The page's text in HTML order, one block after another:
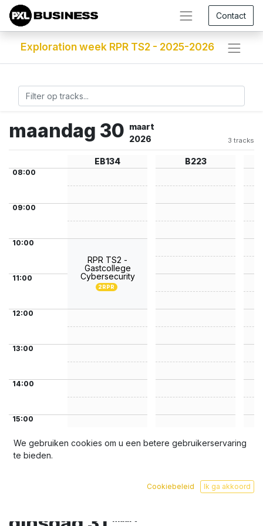
Contact
Exploration week RPR TS2 - 2025-2026
maandag 30 maart
2026
3 tracks
EB134 B223
08:00
09:00
10:00
RPR TS2 -
Gastcollege
Cybersecurity
2RPR
11:00
12:00
13:00
14:00
15:00
16:00
We gebruiken cookies om u een betere gebruikerservaring
te bieden.
Cookiebeleid Ik ga akkoord